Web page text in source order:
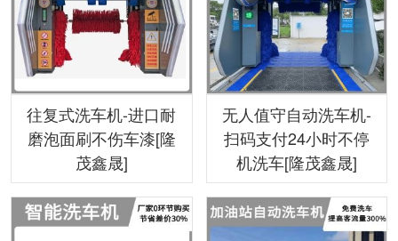
往复式洗车机-进口耐
磨泡面刷不伤车漆[隆
茂鑫晟]
无人值守自动洗车机-
扫码支付24小时不停
机洗车[隆茂鑫晟]